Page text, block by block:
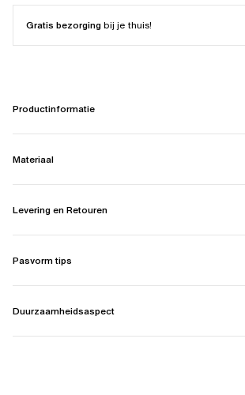
Gratis bezorgingbij je thuis!
Productinformatie
Materiaal
Levering en Retouren
Pasvorm tips
Duurzaamheidsaspect